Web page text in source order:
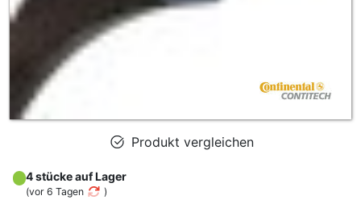
Produkt vergleichen
4 stücke auf Lager
(vor 6 Tagen )